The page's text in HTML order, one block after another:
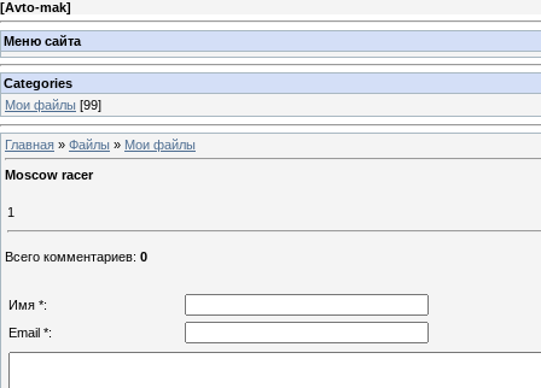
[Avto-mak]
Меню сайта
Categories
Мои файлы [99]
Главная » Файлы » Мои файлы
Moscow racer
1
Всего комментариев: 0
Имя *:
Email *: